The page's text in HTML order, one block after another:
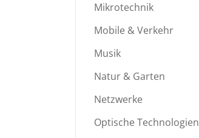
Mikrotechnik
Mobile & Verkehr
Musik
Natur & Garten
Netzwerke
Optische Technologien